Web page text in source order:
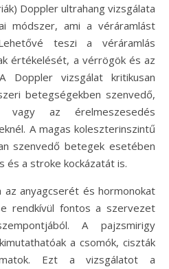
Doppler ultrahang vizsgálata
módszer, ami a véráramlást
teszi a véráramlás
értékelését, a vérrögök és az
Doppler vizsgálat kritikusan
betegségekben szenvedő,
az érelmeszesedés
A magas koleszterinszintű
szenvedő betegek esetében
és a stroke kockázatát is.
az anyagcserét és hormonokat
rendkívül fontos a szervezet
A pajzsmirigy
a csomók, ciszták
Ezt a vizsgálatot a